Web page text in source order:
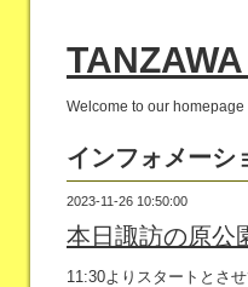
Welcome to our homepage
インフォメーシ
2023-11-26 10:50:00
本日諏訪の原公
11:30よりスタートとさ